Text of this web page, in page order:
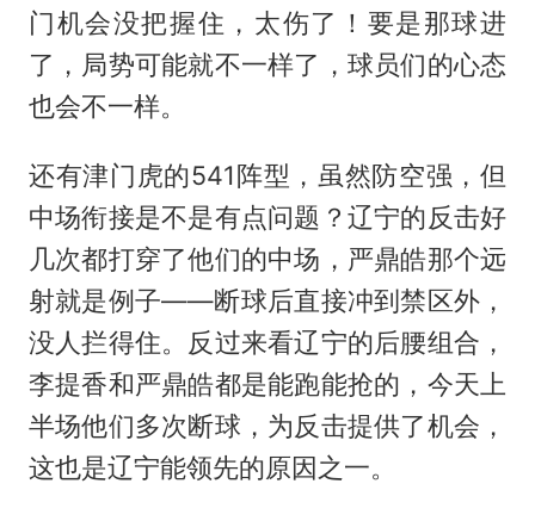
门机会没把握住，太伤了！要是那球进
了，局势可能就不一样了，球员们的心态
也会不一样。
还有津门虎的541阵型，虽然防空强，但
中场衔接是不是有点问题？辽宁的反击好
几次都打穿了他们的中场，严鼎皓那个远
射就是例子——断球后直接冲到禁区外，
没人拦得住。反过来看辽宁的后腰组合，
李提香和严鼎皓都是能跑能抢的，今天上
半场他们多次断球，为反击提供了机会，
这也是辽宁能领先的原因之一。